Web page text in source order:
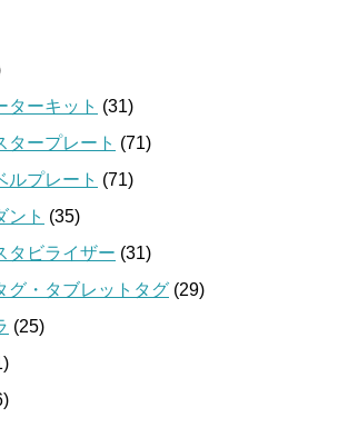
ーキット (31)
ープレート (71)
プレート (71)
ト (35)
ビライザー (31)
・タブレットタグ (29)
(25)